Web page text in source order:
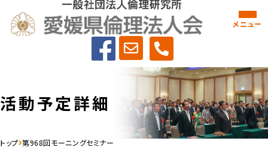
メニュー
活動予定詳細
トップ 第968回モーニングセミナー